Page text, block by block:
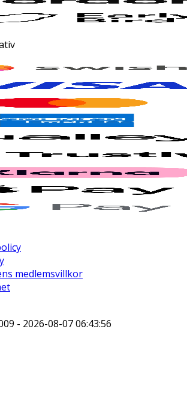
medlemsvillkor
- 2026-08-07 06:43:56